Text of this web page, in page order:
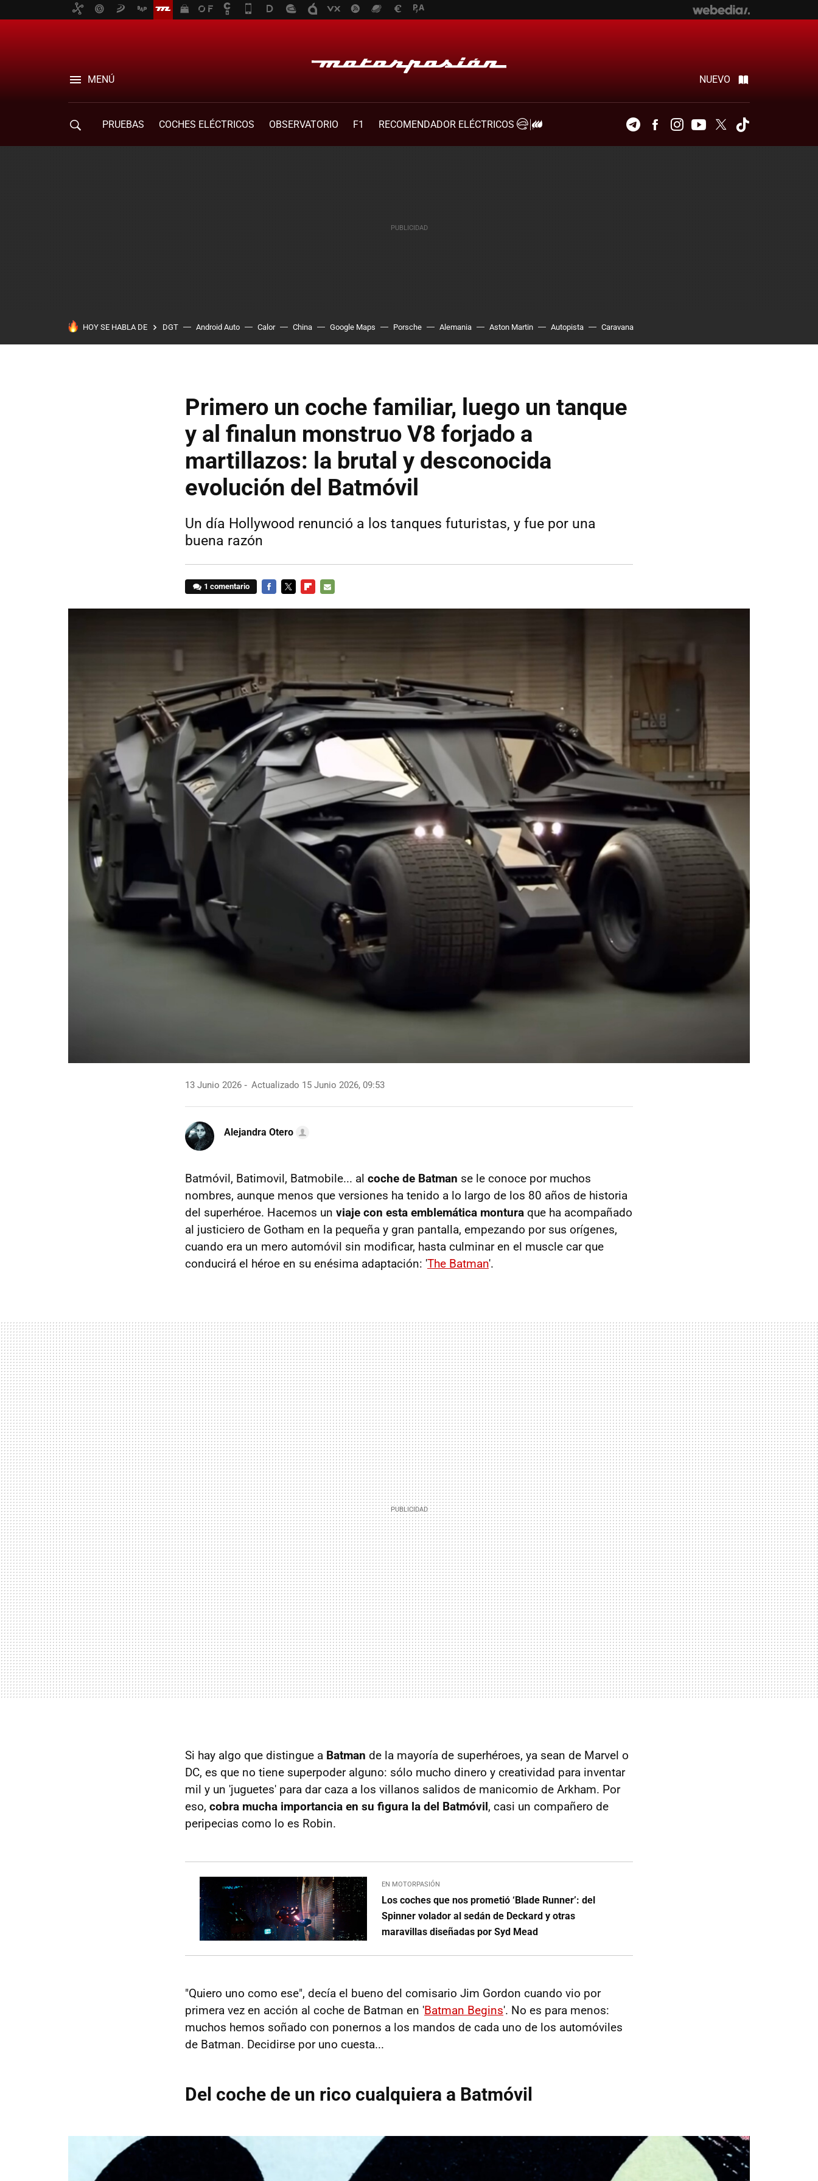
MENÚ NUEVO
PRUEBAS COCHES ELÉCTRICOS OBSERVATORIO F1
RECOMENDADOR ELÉCTRICOS
TelegramFacebookInstagramYoutubeTwitter
HOY SE HABLA DE DGT Android Auto Calor China Google Maps Porsche Alemania Aston Martin Autopista Caravana
Primero un coche familiar, luego un tanque
y al finalun monstruo V8 forjado a
martillazos: la brutal y desconocida
evolución del Batmóvil
Un día Hollywood renunció a los tanques futuristas, y fue por una
buena razón
1 comentario
13 Junio 2026 Actualizado 15 Junio 2026, 09:53
Alejandra Otero
Batmóvil, Batimovil, Batmobile... al coche de Batman se le conoce por muchos
nombres, aunque menos que versiones ha tenido a lo largo de los 80 años de historia
del superhéroe. Hacemos un viaje con esta emblemática montura que ha acompañado
al justiciero de Gotham en la pequeña y gran pantalla, empezando por sus orígenes,
cuando era un mero automóvil sin modificar, hasta culminar en el muscle car que
conducirá el héroe en su enésima adaptación: 'The Batman'.
Si hay algo que distingue a Batman de la mayoría de superhéroes, ya sean de Marvel o
DC, es que no tiene superpoder alguno: sólo mucho dinero y creatividad para inventar
mil y un 'juguetes' para dar caza a los villanos salidos de manicomio de Arkham. Por
eso, cobra mucha importancia en su figura la del Batmóvil, casi un compañero de
peripecias como lo es Robin.
EN MOTORPASIÓN
Los coches que nos prometió ‘Blade Runner’: del
Spinner volador al sedán de Deckard y otras
maravillas diseñadas por Syd Mead
"Quiero uno como ese", decía el bueno del comisario Jim Gordon cuando vio por
primera vez en acción al coche de Batman en 'Batman Begins'. No es para menos:
muchos hemos soñado con ponernos a los mandos de cada uno de los automóviles
de Batman. Decidirse por uno cuesta...
Del coche de un rico cualquiera a Batmóvil